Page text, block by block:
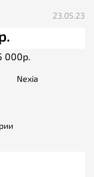
23.05.23
000р.
Nexia